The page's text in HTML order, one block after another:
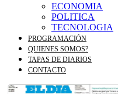
ECONOMIA
POLITICA
TECNOLOGIA
PROGRAMACIÓN
QUIENES SOMOS?
TAPAS DE DIARIOS
CONTACTO